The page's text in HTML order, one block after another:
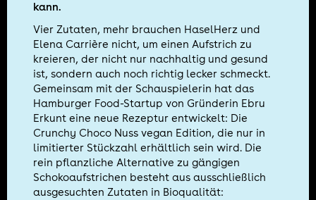
kann.
Vier Zutaten, mehr brauchen HaselHerz und
Elena Carrière nicht, um einen Aufstrich zu
kreieren, der nicht nur nachhaltig und gesund
ist, sondern auch noch richtig lecker schmeckt.
Gemeinsam mit der Schauspielerin hat das
Hamburger Food-Startup von Gründerin Ebru
Erkunt eine neue Rezeptur entwickelt: Die
Crunchy Choco Nuss vegan Edition, die nur in
limitierter Stückzahl erhältlich sein wird. Die
rein pflanzliche Alternative zu gängigen
Schokoaufstrichen besteht aus ausschließlich
ausgesuchten Zutaten in Bioqualität: